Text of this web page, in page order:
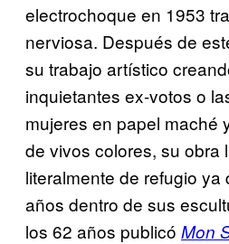
electrochoque en 1953
nerviosa. Después de
su trabajo artístico
inquietantes ex-votos o
mujeres en papel maché
de vivos colores, su obra
literalmente de refugio ya
años dentro de sus
los 62 años publicó Mon